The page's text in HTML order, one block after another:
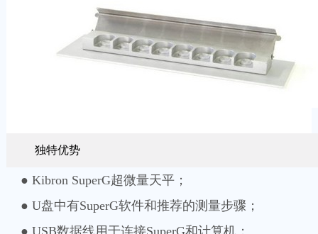
独特优势
● Kibron SuperG超微量天平；
● U盘中有SuperG软件和推荐的测量步骤；
● USB数据线用于连接SuperG和计算机；